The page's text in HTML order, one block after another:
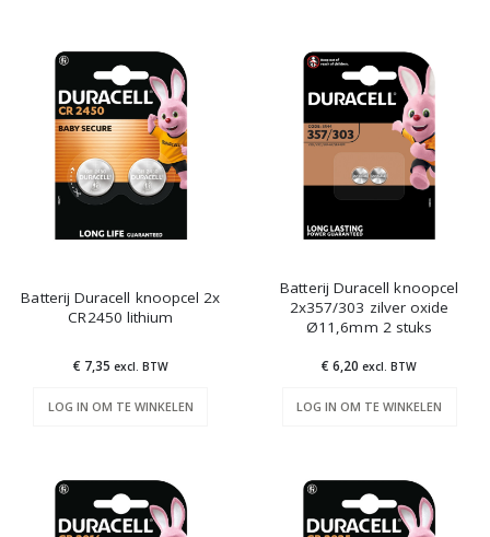
Batterij Duracell knoopcel 2x
CR2450 lithium
€ 7,35 excl. BTW
LOG IN OM TE WINKELEN
Batterij Duracell knoopcel
2x357/303 zilver oxide
Ø11,6mm 2 stuks
€ 6,20excl. BTW
LOG IN OM TE WINKELEN